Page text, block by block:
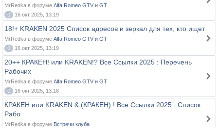
MrRedka в форуме Alfa Romeo GTV и GT
0
16 окт 2025, 13:19
18!+ KRАKЕN 2025 Список aдресов и зеркaл для тех, кто ищет
MrRedka в форуме Alfa Romeo GTV и GT
0
16 окт 2025, 13:19
20++ КРАКЕН! или KRAKEN!? Все Ссылки 2025 : Перечень
Рабочих
MrRedka в форуме Alfa Romeo GTV и GT
0
16 окт 2025, 13:18
КРАКЕН или KRAKEN & (КРАКЕН) ! Все Ссылки 2025 : Список
Рабо
MrRedka в форуме Встречи клуба